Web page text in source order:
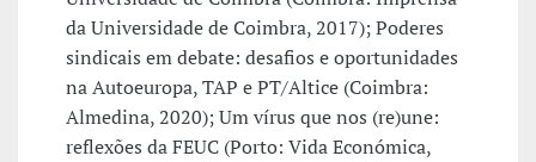
da Universidade de Coimbra, 2017); Poderes
sindicais em debate: desafios e oportunidades
na Autoeuropa, TAP e PT/Altice (Coimbra:
Almedina, 2020); Um vírus que nos (re)une:
reflexões da FEUC (Porto: Vida Económica,